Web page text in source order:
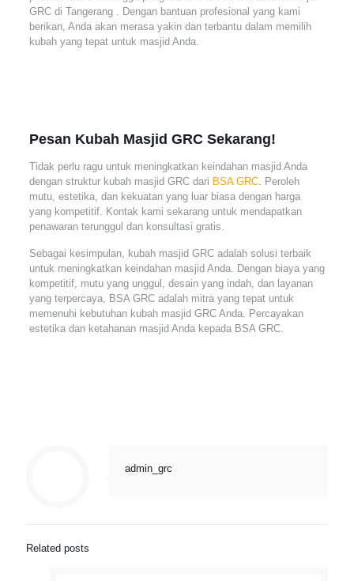
GRC di Tangerang . Dengan bantuan profesional yang kami
berikan, Anda akan merasa yakin dan terbantu dalam memilih
kubah yang tepat untuk masjid Anda.
Pesan Kubah Masjid GRC Sekarang!
Tidak perlu ragu untuk meningkatkan keindahan masjid Anda
dengan struktur kubah masjid GRC dari BSA GRC. Peroleh
mutu, estetika, dan kekuatan yang luar biasa dengan harga
yang kompetitif. Kontak kami sekarang untuk mendapatkan
penawaran terunggul dan konsultasi gratis.
Sebagai kesimpulan, kubah masjid GRC adalah solusi terbaik
untuk meningkatkan keindahan masjid Anda. Dengan biaya yang
kompetitif, mutu yang unggul, desain yang indah, dan layanan
yang terpercaya, BSA GRC adalah mitra yang tepat untuk
memenuhi kebutuhan kubah masjid GRC Anda. Percayakan
estetika dan ketahanan masjid Anda kepada BSA GRC.
admin_grc
Related posts